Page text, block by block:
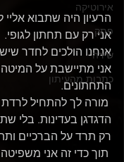
אירוטיקה
פתק
שירה
כתבות מהעיתון
הרעיון היה שתבוא אליי
אני רק עם תחתון לגופי.
אנחנו הולכים לחדר שיש
אני מתיישבת על
התחתונים.
מורה לך להתחיל לרדת
הדגדגן בעדינות. בלי
רק תרד על הברכיים